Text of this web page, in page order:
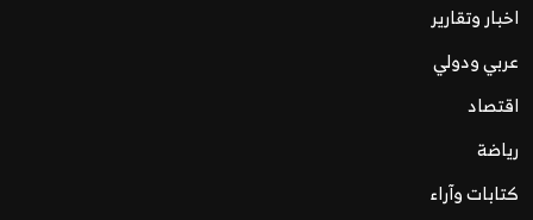
اخبار وتقارير
عربي ودولي
اقتصاد
رياضة
كتابات وآراء